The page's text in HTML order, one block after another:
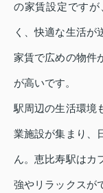
の家賃設定です
く、快適な生活が
家賃で広めの物件
が高いです。
駅周辺の生活環境
業施設が集まり、
ん。恵比寿駅はカ
強やリラックスが